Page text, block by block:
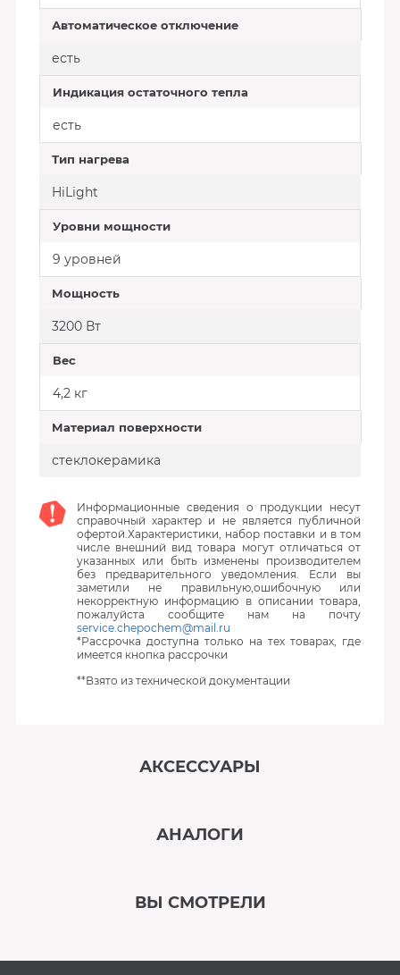
Автоматическое отключение
есть
Индикация остаточного тепла
есть
Тип нагрева
HiLight
Уровни мощности
9 уровней
Мощность
3200 Вт
Вес
4,2 кг
Материал поверхности
стеклокерамика
Информационные сведения о продукции несут
справочный характер и не является публичной
офертой.Характеристики, набор поставки и в том
числе внешний вид товара могут отличаться от
указанных или быть изменены производителем
без предварительного уведомления. Если вы
заметили не правильную,ошибочную или
некорректную информацию в описании товара,
пожалуйста сообщите нам на почту
service.chepochem@mail.ru
*Рассрочка доступна только на тех товарах, где
имеется кнопка рассрочки
**Взято из технической документации
АКСЕССУАРЫ
АНАЛОГИ
ВЫ СМОТРЕЛИ